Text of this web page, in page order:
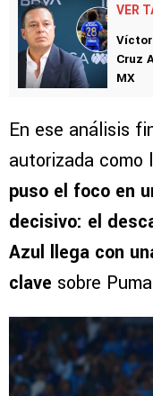
VER
Cruz
MX
En ese análisis
autorizada como
puso el foco en
decisivo: el
Azul llega con
clave sobre